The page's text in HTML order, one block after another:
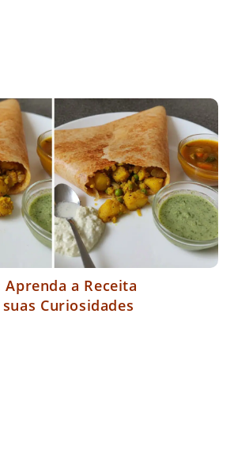
Aprenda a Receita
Curiosidades